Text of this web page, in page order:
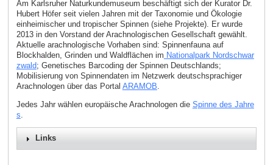
Am Karlsruher Naturkundemuseum beschäftigt sich der Kurator Dr.
Hubert Höfer seit vielen Jahren mit der Taxonomie und Ökologie
einheimischer und tropischer Spinnen (siehe Projekte). Er wurde
2013 in den Vorstand der Arachnologischen Gesellschaft gewählt.
Aktuelle arachnologische Vorhaben sind: Spinnenfauna auf
Blockhalden, Grinden und Waldflächen im Nationalpark Nordschwar
zwald; Genetisches Barcoding der Spinnen Deutschlands;
Mobilisierung von Spinnendaten im Netzwerk deutschsprachiger
Arachnologen über das Portal ARAMOB
Jedes Jahr wählen europäische Arachnologen die Spinne des Jahre
s
Links